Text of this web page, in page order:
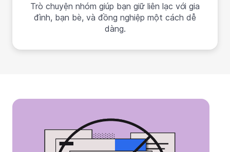
Trò chuyện nhóm giúp bạn giữ liên lạc với gia
đình, bạn bè, và đồng nghiệp một cách dễ
dàng.